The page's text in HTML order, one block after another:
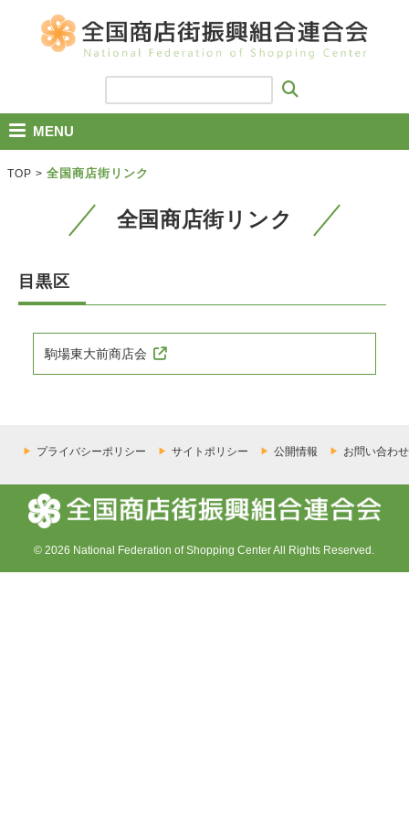
MENU
TOP > 全国商店街リンク
全国商店街リンク
目黒区
駒場東大前商店会
プライバシーポリシー サイトポリシー 公開情報 お問い合わせ
© 2026 National Federation of Shopping Center All Rights Reserved.